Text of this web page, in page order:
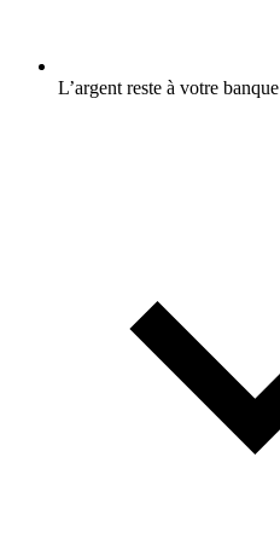
L’argent reste à votre banque